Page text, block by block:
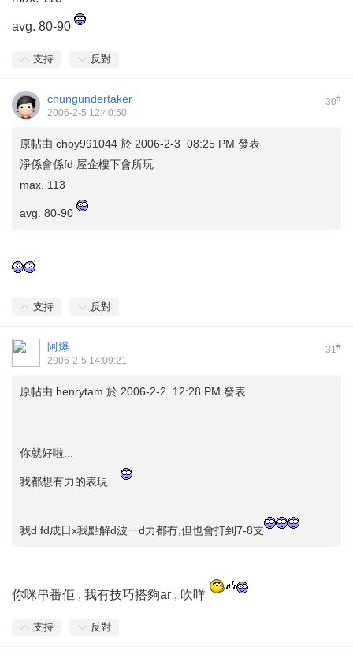
avg. 80-90
支持 反對
30#
chungundertaker
2006-2-5 12:40:50
原帖由 choy991044 於 2006-2-3 08:25 PM 發表
淨係會係fd 屋企樓下會所玩
max. 113
avg. 80-90
支持 反對
31#
阿爆
2006-2-5 14:09:21
原帖由 henrytam 於 2006-2-2 12:28 PM 發表
你就好啦...
我都想有力的表現....
我d fd成日x我點解d波一d力都冇,但也會打到7-8支
你咪串番佢 , 我有技巧搭夠ar , 吹咩
支持 反對